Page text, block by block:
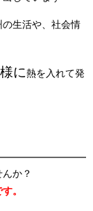
生活や、社会情
に熱を入れて発
か？
。